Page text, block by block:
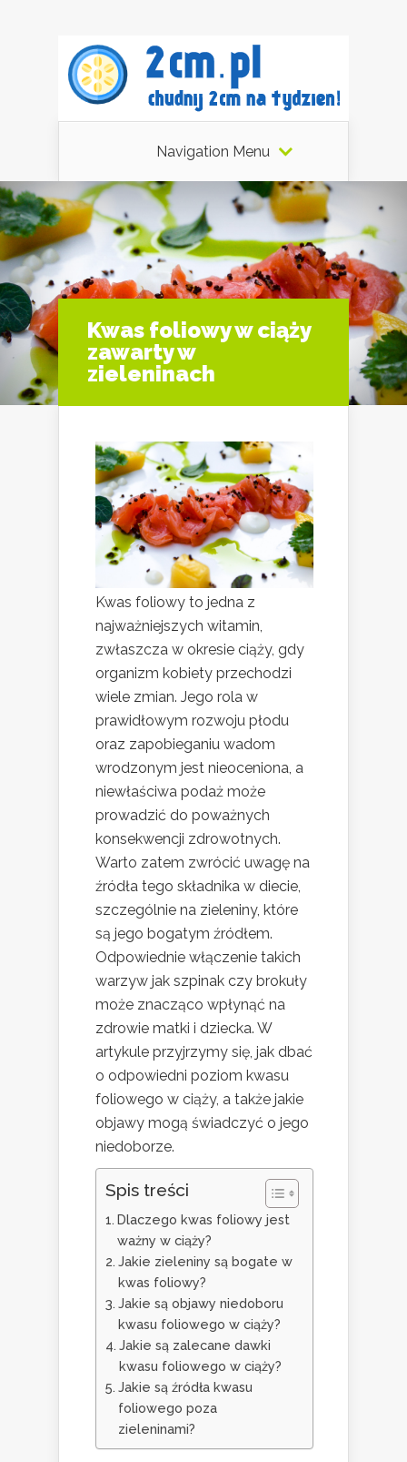
Navigation Menu
Kwas foliowy w ciąży
zawarty w
zieleninach
Kwas foliowy to jedna z
najważniejszych witamin,
zwłaszcza w okresie ciąży, gdy
organizm kobiety przechodzi
wiele zmian. Jego rola w
prawidłowym rozwoju płodu
oraz zapobieganiu wadom
wrodzonym jest nieoceniona, a
niewłaściwa podaż może
prowadzić do poważnych
konsekwencji zdrowotnych.
Warto zatem zwrócić uwagę na
źródła tego składnika w diecie,
szczególnie na zieleniny, które
są jego bogatym źródłem.
Odpowiednie włączenie takich
warzyw jak szpinak czy brokuły
może znacząco wpłynąć na
zdrowie matki i dziecka. W
artykule przyjrzymy się, jak dbać
o odpowiedni poziom kwasu
foliowego w ciąży, a także jakie
objawy mogą świadczyć o jego
niedoborze.
Spis treści
Dlaczego kwas foliowy jest
ważny w ciąży?
Jakie zieleniny są bogate w
kwas foliowy?
Jakie są objawy niedoboru
kwasu foliowego w ciąży?
Jakie są zalecane dawki
kwasu foliowego w ciąży?
Jakie są źródła kwasu
foliowego poza
zieleninami?